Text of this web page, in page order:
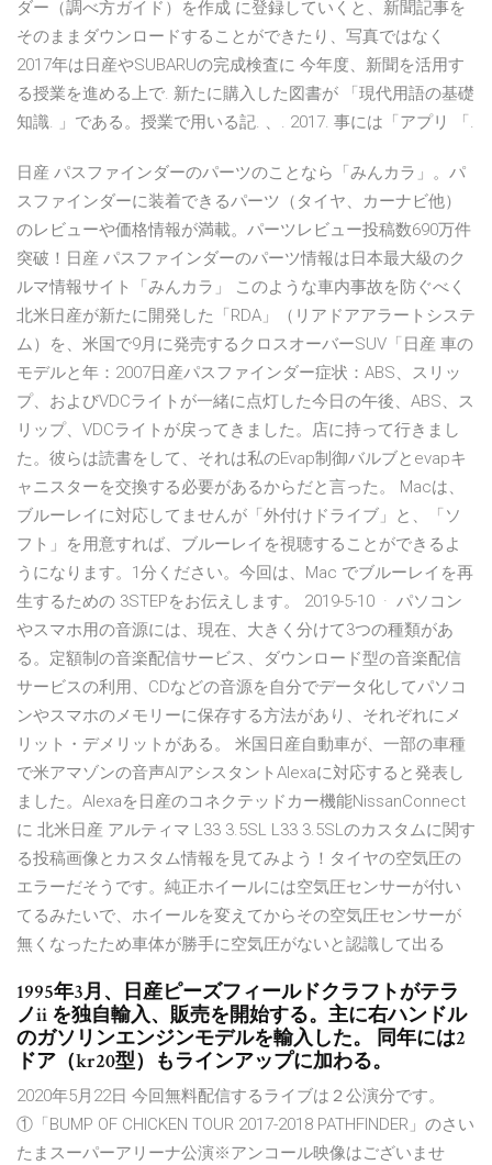
ダー（調べ方ガイド）を作成 に登録していくと、新聞記事を
そのままダウンロードすることができたり、写真ではなく
2017年は日産やSUBARUの完成検査に 今年度、新聞を活用す
る授業を進める上で. 新たに購入した図書が 「現代用語の基礎
知識. 」である。授業で用いる記. 、. 2017. 事には「アプリ 「.
日産 パスファインダーのパーツのことなら「みんカラ」。パ
スファインダーに装着できるパーツ（タイヤ、カーナビ他）
のレビューや価格情報が満載。パーツレビュー投稿数690万件
突破！日産 パスファインダーのパーツ情報は日本最大級のク
ルマ情報サイト「みんカラ」 このような車内事故を防ぐべく
北米日産が新たに開発した「RDA」（リアドアアラートシステ
ム）を、米国で9月に発売するクロスオーバーSUV「日産 車の
モデルと年：2007日産パスファインダー症状：ABS、スリッ
プ、およびVDCライトが一緒に点灯した今日の午後、ABS、ス
リップ、VDCライトが戻ってきました。店に持って行きまし
た。彼らは読書をして、それは私のEvap制御バルブとevapキ
ャニスターを交換する必要があるからだと言った。 Macは、
ブルーレイに対応してませんが「外付けドライブ」と、「ソ
フト」を用意すれば、ブルーレイを視聴することができるよ
うになります。1分ください。今回は、Mac でブルーレイを再
生するための 3STEPをお伝えします。 2019-5-10 · パソコン
やスマホ用の音源には、現在、大きく分けて3つの種類があ
る。定額制の音楽配信サービス、ダウンロード型の音楽配信
サービスの利用、CDなどの音源を自分でデータ化してパソコ
ンやスマホのメモリーに保存する方法があり、それぞれにメ
リット・デメリットがある。 米国日産自動車が、一部の車種
で米アマゾンの音声AIアシスタントAlexaに対応すると発表し
ました。Alexaを日産のコネクテッドカー機能NissanConnect
に 北米日産 アルティマ L33 3.5SL L33 3.5SLのカスタムに関す
る投稿画像とカスタム情報を見てみよう！タイヤの空気圧の
エラーだそうです。純正ホイールには空気圧センサーが付い
てるみたいで、ホイールを変えてからその空気圧センサーが
無くなったため車体が勝手に空気圧がないと認識して出る
1995年3月、日産ピーズフィールドクラフトがテラ
ノii を独自輸入、販売を開始する。主に右ハンドル
のガソリンエンジンモデルを輸入した。 同年には2
ドア（kr20型）もラインアップに加わる。
2020年5月22日 今回無料配信するライブは２公演分です。
①「BUMP OF CHICKEN TOUR 2017-2018 PATHFINDER」のさい
たまスーパーアリーナ公演※アンコール映像はございませ